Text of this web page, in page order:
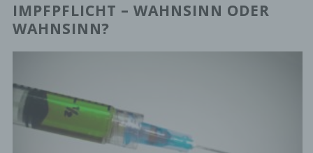
IMPFPFLICHT – WAHNSINN ODER
WAHNSINN?